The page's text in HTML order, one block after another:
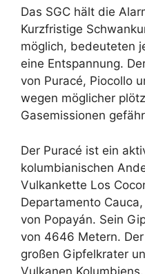
Das SGC hält die
Kurzfristige
möglich, bedeuteten
eine Entspannung.
von Puracé, Piocollo
wegen möglicher
Gasemissionen
Der Puracé ist ein
kolumbianischen
Vulkankette Los
Departamento
von Popayán. Sein
von 4646 Metern.
großen Gipfelkrater
Vulkanen Kolumbiens.